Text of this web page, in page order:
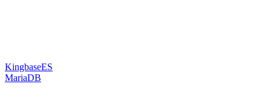
KingbaseES
MariaDB